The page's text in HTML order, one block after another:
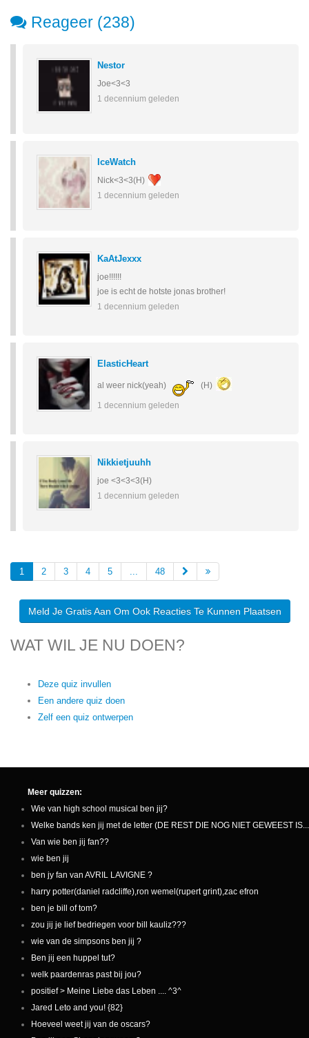
Reageer (238)
Nestor
Joe<3<3
1 decennium geleden
IceWatch
Nick<3<3(H)
1 decennium geleden
KaAtJexxx
joe!!!!!!
joe is echt de hotste jonas brother!
1 decennium geleden
ElasticHeart
al weer nick(yeah) (H)
1 decennium geleden
Nikkietjuuhh
joe <3<3<3(H)
1 decennium geleden
1 2 3 4 5 ... 48
Meld Je Gratis Aan Om Ook Reacties Te Kunnen Plaatsen
WAT WIL JE NU DOEN?
Deze quiz invullen
Een andere quiz doen
Zelf een quiz ontwerpen
Meer quizzen:
Wie van high school musical ben jij?
Welke bands ken jij met de letter (DE REST DIE NOG NIET GEWEEST
Van wie ben jij fan??
wie ben jij
ben jy fan van AVRIL LAVIGNE ?
harry potter(daniel radcliffe),ron wemel(rupert grint),zac efron
ben je bill of tom?
zou jij je lief bedriegen voor bill kauliz???
wie van de simpsons ben jij ?
Ben jij een huppel tut?
welk paardenras past bij jou?
positief > Meine Liebe das Leben .... ^3^
Jared Leto and you! {82}
Hoeveel weet jij van de oscars?